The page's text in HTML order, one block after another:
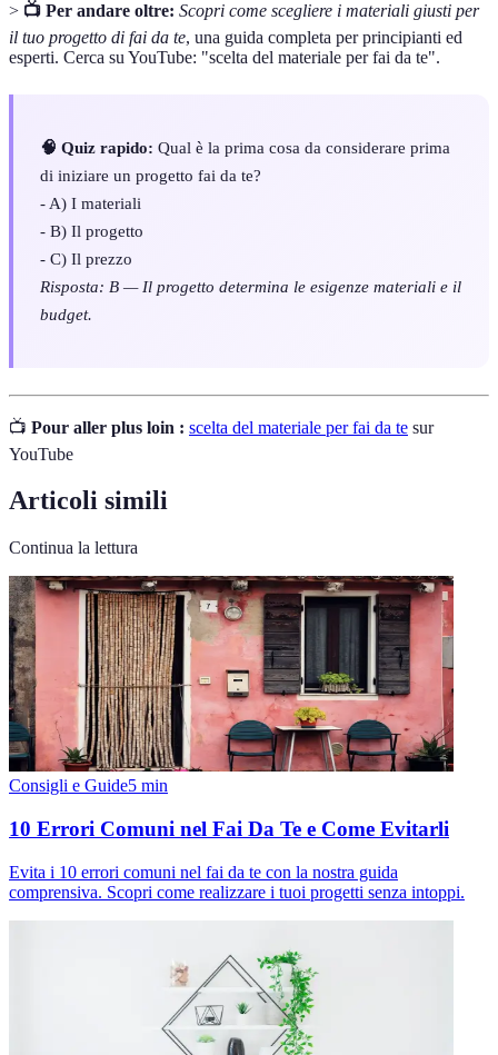
> 📺 Per andare oltre: Scopri come scegliere i materiali giusti per
il tuo progetto di fai da te, una guida completa per principianti ed
esperti. Cerca su YouTube: "scelta del materiale per fai da te".
🧠 Quiz rapido: Qual è la prima cosa da considerare prima
di iniziare un progetto fai da te?
- A) I materiali
- B) Il progetto
- C) Il prezzo
Risposta: B — Il progetto determina le esigenze materiali e il
budget.
📺 Pour aller plus loin : scelta del materiale per fai da te sur
YouTube
Articoli simili
Continua la lettura
Consigli e Guide5 min
10 Errori Comuni nel Fai Da Te e Come Evitarli
Evita i 10 errori comuni nel fai da te con la nostra guida
comprensiva. Scopri come realizzare i tuoi progetti senza intoppi.